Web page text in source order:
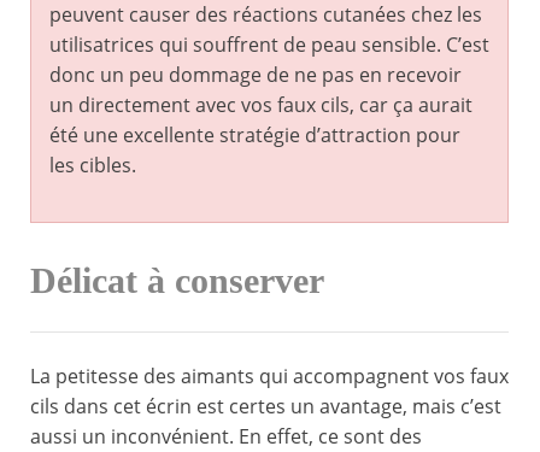
peuvent causer des réactions cutanées chez les
utilisatrices qui souffrent de peau sensible. C’est
donc un peu dommage de ne pas en recevoir
un directement avec vos faux cils, car ça aurait
été une excellente stratégie d’attraction pour
les cibles.
Délicat à conserver
La petitesse des aimants qui accompagnent vos faux
cils dans cet écrin est certes un avantage, mais c’est
aussi un inconvénient. En effet, ce sont des